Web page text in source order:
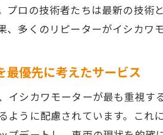
プロの技術者たちは最新の技術
、多くのリピーターがイシカワ
最優先に考えたサービス
イシカワモーターが最も重視す
ように配慮されています。これ